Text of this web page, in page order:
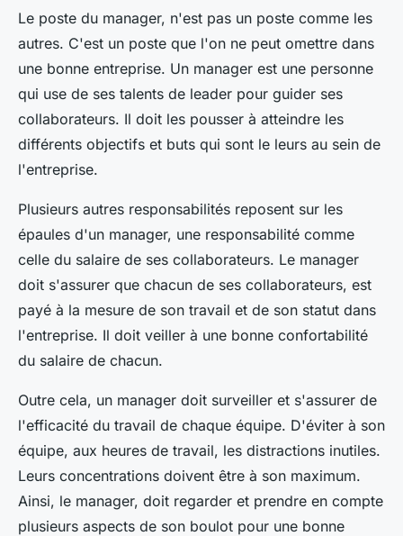
Le poste du manager, n'est pas un poste comme les
autres. C'est un poste que l'on ne peut omettre dans
une bonne entreprise. Un manager est une personne
qui use de ses talents de leader pour guider ses
collaborateurs. Il doit les pousser à atteindre les
différents objectifs et buts qui sont le leurs au sein de
l'entreprise.
Plusieurs autres responsabilités reposent sur les
épaules d'un manager, une responsabilité comme
celle du salaire de ses collaborateurs. Le manager
doit s'assurer que chacun de ses collaborateurs, est
payé à la mesure de son travail et de son statut dans
l'entreprise. Il doit veiller à une bonne confortabilité
du salaire de chacun.
Outre cela, un manager doit surveiller et s'assurer de
l'efficacité du travail de chaque équipe. D'éviter à son
équipe, aux heures de travail, les distractions inutiles.
Leurs concentrations doivent être à son maximum.
Ainsi, le manager, doit regarder et prendre en compte
plusieurs aspects de son boulot pour une bonne